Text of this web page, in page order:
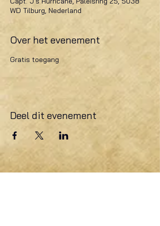
WD Tilburg, Nederland
Over het evenement
Gratis toegang
Deel dit evenement